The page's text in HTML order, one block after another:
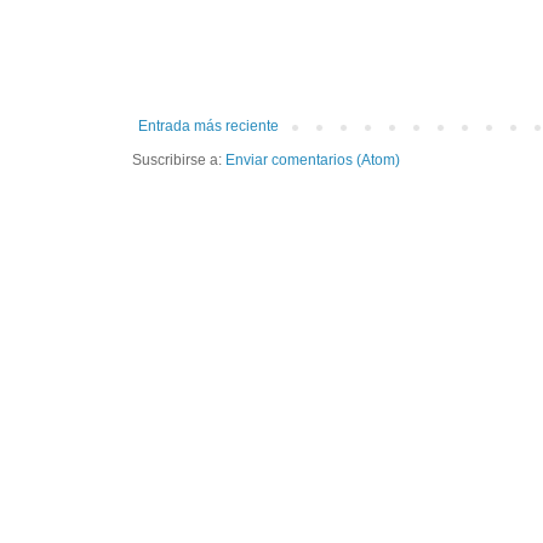
Entrada más reciente
Suscribirse a: Enviar comentarios (Atom)